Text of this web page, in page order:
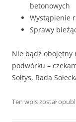
betonowych
Wystąpienie
Sprawy
Nie bądź obojętny
podwórku –
Sołtys, Rada
Ten wpis został